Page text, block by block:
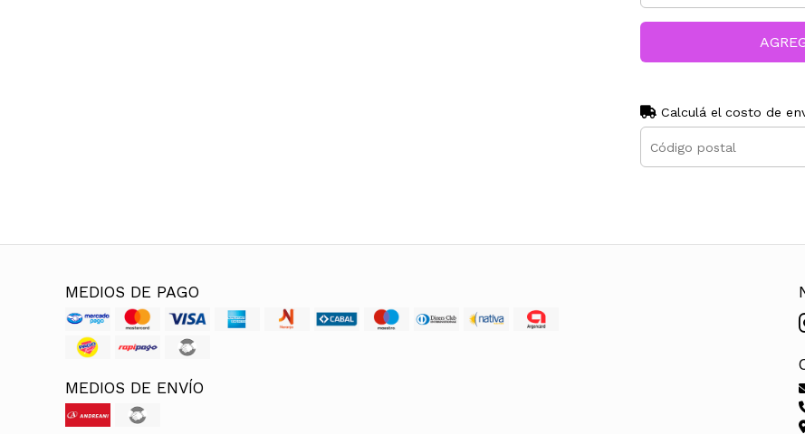
Calculá el costo de
MEDIOS DE PAGO
MEDIOS DE ENVÍO